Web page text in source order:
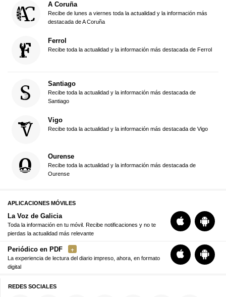
A Coruña
Recibe de lunes a viernes toda la actualidad y la información más
destacada de A Coruña
Ferrol
Recibe toda la actualidad y la información más destacada de Ferrol
Santiago
Recibe toda la actualidad y la información más destacada de
Santiago
Vigo
Recibe toda la actualidad y la información más destacada de Vigo
Ourense
Recibe toda la actualidad y la información más destacada de
Ourense
APLICACIONES MÓVILES
La Voz de Galicia
Toda la información en tu móvil. Recibe notificaciones y no te
pierdas la actualidad más relevante
Periódico en PDF
La experiencia de lectura del diario impreso, ahora, en formato
digital
REDES SOCIALES